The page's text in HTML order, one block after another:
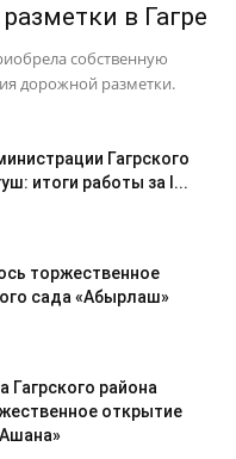
в Гагре
собственную
дорожной разметки.
Гагрского
итоги работы за I...
торжественное
сада «Абырлаш»
Гагрского района
открытие